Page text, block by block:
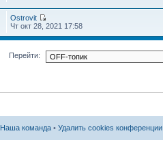
Ostrovit
Чт окт 28, 2021 17:58
Перейти:
Наша команда • Удалить cookies конференции